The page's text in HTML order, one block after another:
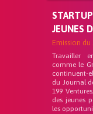
JEUNES
Emission du
Travailler
comme le
continuent-
du Journal
199
des jeunes
les